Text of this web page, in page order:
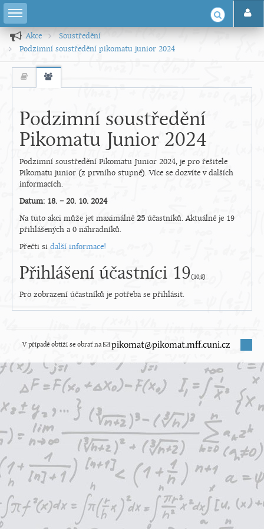
Akce
Soustředění
Podzimní soustředění pikomatu junior 2024
Podzimní soustředění
Pikomatu Junior 2024
Podzimní soustředění Pikomatu Junior 2024, je pro řešitele
Pikomatu junior (z prvního stupně). Více se dozvíte v dalších
informacích.
Datum: 18. – 20. 10. 2024
Na tuto akci může jet maximálně 25 účastníků. Aktuálně je 19
přihlášených a 0 náhradníků.
Přečti si další informace!
Přihlášení účastníci 19(10,9)
Pro zobrazení účastníků je potřeba se přihlásit.
V případě obtíží se obrať na